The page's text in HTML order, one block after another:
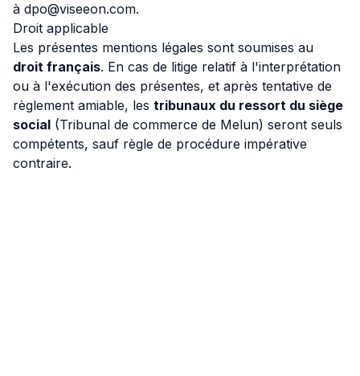
à dpo@viseeon.com.
Droit applicable
Les présentes mentions légales sont soumises au
droit français. En cas de litige relatif à l'interprétation
ou à l'exécution des présentes, et après tentative de
règlement amiable, les tribunaux du ressort du siège
social (Tribunal de commerce de Melun) seront seuls
compétents, sauf règle de procédure impérative
contraire.